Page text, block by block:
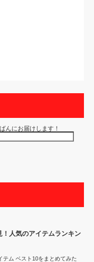
んにお届けします！
人気のアイテムランキン
テム ベスト10をまとめてみた